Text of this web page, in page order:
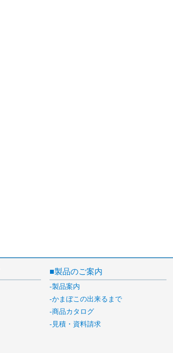
製品のご案内
製品案内
かまぼこの出来るまで
商品カタログ
見積・資料請求